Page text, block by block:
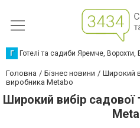
Г Готелі та садиби Яремче, Ворохти,
Головна Бізнес новини
Широкий
виробника Metabo
Широкий вибір садової